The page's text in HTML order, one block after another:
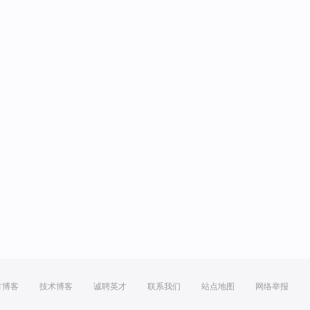
博客 技术博客 诚聘英才 联系我们 站点地图 网络举报